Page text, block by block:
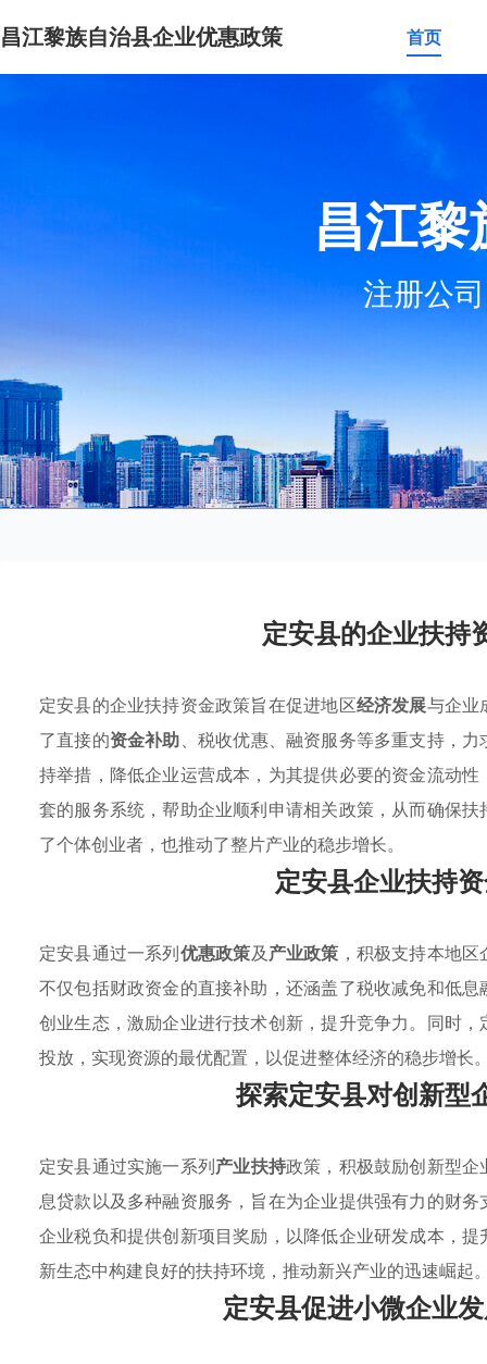
昌江黎族自治县企业优惠政策 首页
昌江
注册公
定安县的企业扶持
定安县的企业扶持资金政策旨在促进地区经济发展与企业
了直接的资金补助、税收优惠、融资服务等多重支持，
持举措，降低企业运营成本，为其提供必要的资金流动
套的服务系统，帮助企业顺利申请相关政策，从而确保
了个体创业者，也推动了整片产业的稳步增长。
定安县企业扶持
定安县通过一系列优惠政策及产业政策 ，积极支持本地
不仅包括财政资金的直接补助，还涵盖了税收减免和低
创业生态，激励企业进行技术创新，提升竞争力。同时
投放，实现资源的最优配置，以促进整体经济的稳步增长
探索定安县对创新型
定安县通过实施一系列产业扶持政策，积极鼓励创新型
息贷款以及多种融资服务，旨在为企业提供强有力的财
企业税负和提供创新项目奖励，以降低企业研发成本，
新生态中构建良好的扶持环境，推动新兴产业的迅速崛起
定安县促进小微企业